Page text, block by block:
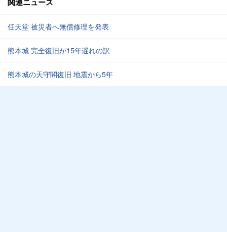
任天堂 被災者へ無償修理を発表
熊本城 完全復旧が15年遅れの訳
熊本城の天守閣復旧 地震から5年